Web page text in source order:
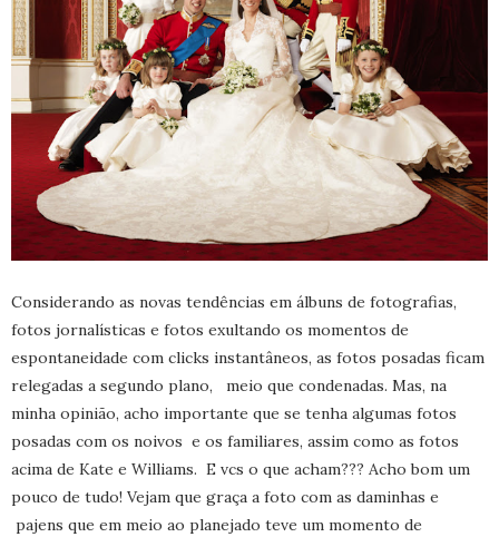
Considerando as novas tendências em álbuns de fotografias,
fotos jornalísticas e fotos exultando os momentos de
espontaneidade com clicks instantâneos, as fotos posadas ficam
relegadas a segundo plano, meio que condenadas. Mas, na
minha opinião, acho importante que se tenha algumas fotos
posadas com os noivos e os familiares, assim como as fotos
acima de Kate e Williams. E vcs o que acham??? Acho bom um
pouco de tudo! Vejam que graça a foto com as daminhas e
pajens que em meio ao planejado teve um momento de